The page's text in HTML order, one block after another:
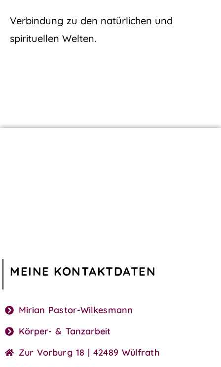
Verbindung zu den natürlichen und
spirituellen Welten.
MEINE KONTAKTDATEN
Mirian Pastor-Wilkesmann
Körper- & Tanzarbeit
Zur Vorburg 18 | 42489 Wülfrath